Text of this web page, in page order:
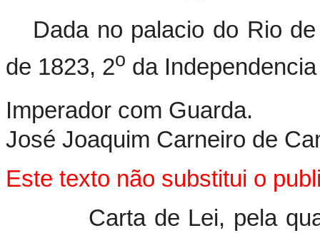
Dada no palacio do Rio
de 1823, 2o da
Imperador com Guarda.
José Joaquim Carneiro de
Este texto não substitui o
Carta de Lei, pela qual